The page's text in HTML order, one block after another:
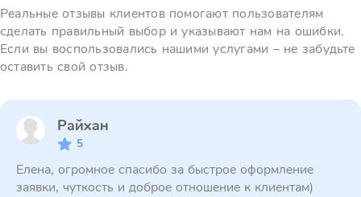
Реальные отзывы клиентов помогают пользователям
сделать правильный выбор и указывают нам на ошибки.
Если вы воспользовались нашими услугами – не забудьте
оставить свой отзыв.
Райхан
5
Елена, огромное спасибо за быстрое оформление
заявки, чуткость и доброе отношение к клиентам)